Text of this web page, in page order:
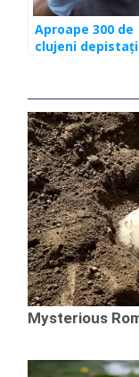
Aproape 300 de
clujeni depistați
Județul se
apropie de 4 la
mie!